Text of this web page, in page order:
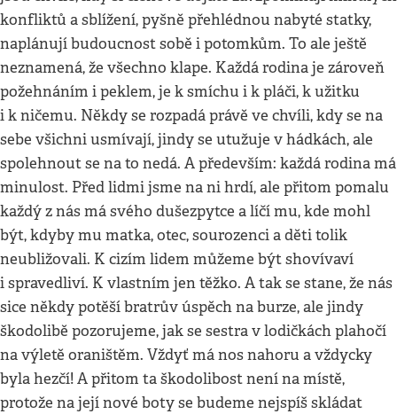
konfliktů a sblížení, pyšně přehlédnou nabyté statky,
naplánují budoucnost sobě i potomkům. To ale ještě
neznamená, že všechno klape. Každá rodina je zároveň
požehnáním i peklem, je k smíchu i k pláči, k užitku
i k ničemu. Někdy se rozpadá právě ve chvíli, kdy se na
sebe všichni usmívají, jindy se utužuje v hádkách, ale
spolehnout se na to nedá. A především: každá rodina má
minulost. Před lidmi jsme na ni hrdí, ale přitom pomalu
každý z nás má svého dušezpytce a líčí mu, kde mohl
být, kdyby mu matka, otec, sourozenci a děti tolik
neubližovali. K cizím lidem můžeme být shovívaví
i spravedliví. K vlastním jen těžko. A tak se stane, že nás
sice někdy potěší bratrův úspěch na burze, ale jindy
škodolibě pozorujeme, jak se sestra v lodičkách plahočí
na výletě oraništěm. Vždyť má nos nahoru a vždycky
byla hezčí! A přitom ta škodolibost není na místě,
protože na její nové boty se budeme nejspíš skládat